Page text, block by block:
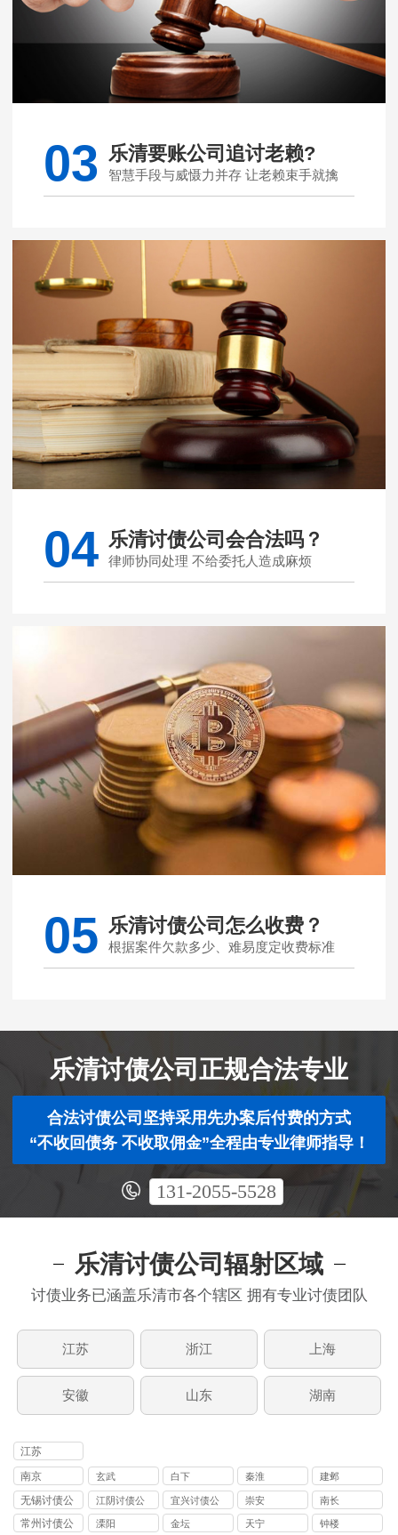
03 乐清要账公司追讨老赖?
智慧手段与威慑力并存 让老赖束手就擒
04 乐清讨债公司会合法吗？
律师协同处理 不给委托人造成麻烦
05 乐清讨债公司怎么收费？
根据案件欠款多少、难易度定收费标准
乐清讨债公司正规合法专业
合法讨债公司坚持采用先办案后付费的方式
“不收回债务 不收取佣金”全程由专业律师指导！
131-2055-5528
乐清讨债公司辐射区域
讨债业务已涵盖乐清市各个辖区 拥有专业讨债团队
江苏 浙江 上海
安徽 山东 湖南
江苏
南京 玄武 白下 秦淮 建邺
无锡讨债公
司
江阴讨债公
司
宜兴讨债公
司
崇安 南长
常州讨债公
溧阳 金坛 天宁 钟楼